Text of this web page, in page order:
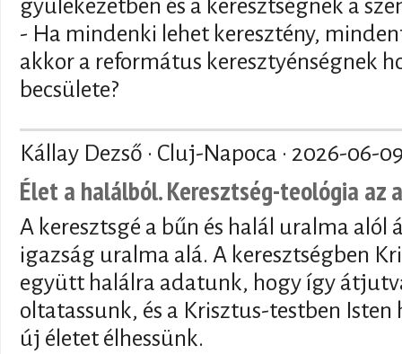
gyülekezetben és a keresztségnek a
- Ha mindenki lehet keresztény,
akkor a református keresztyénségnek
becsülete?
Kállay Dezső · Cluj-Napoca · 2026-06-
Élet a halálból. Keresztség-teológia az
A keresztsgé a bűn és halál uralma alól
igazság uralma alá. A keresztségben
együtt halálra adatunk, hogy így
oltatassunk, és a Krisztus-testben
új életet élhessünk.